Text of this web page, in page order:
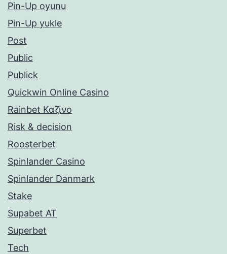
Pin-Up oyunu
Pin-Up yukle
Post
Public
Publick
Quickwin Online Casino
Rainbet Καζίνο
Risk & decision
Roosterbet
Spinlander Casino
Spinlander Danmark
Stake
Supabet AT
Superbet
Tech